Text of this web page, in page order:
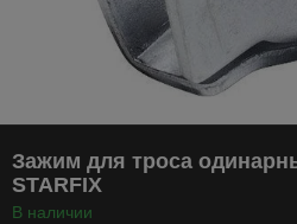
Зажим для троса
STARFIX
В наличии